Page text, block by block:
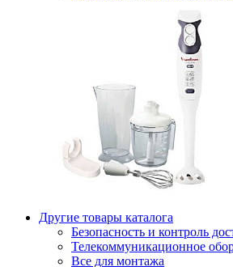
Другие товары каталога
Безопасность и контроль
Телекоммуникационное
Все для монтажа